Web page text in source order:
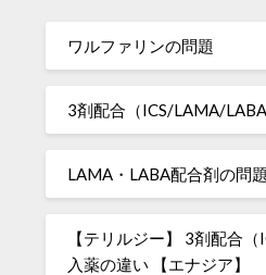
ワルファリンの問題
3剤配合（ICS/LAMA/
LAMA・LABA配合剤の問題
【テリルジー】 3剤配合
入薬の違い 【エナジア】